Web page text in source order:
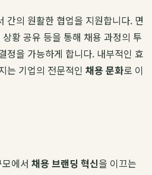
간의 원활한 협업을 지원합니다. 면
황 공유 등을 통해 채용 과정의 투
정을 가능하게 합니다. 내부적인 효
는 기업의 전문적인 채용 문화로 이
에서 채용 브랜딩 혁신을 이끄는